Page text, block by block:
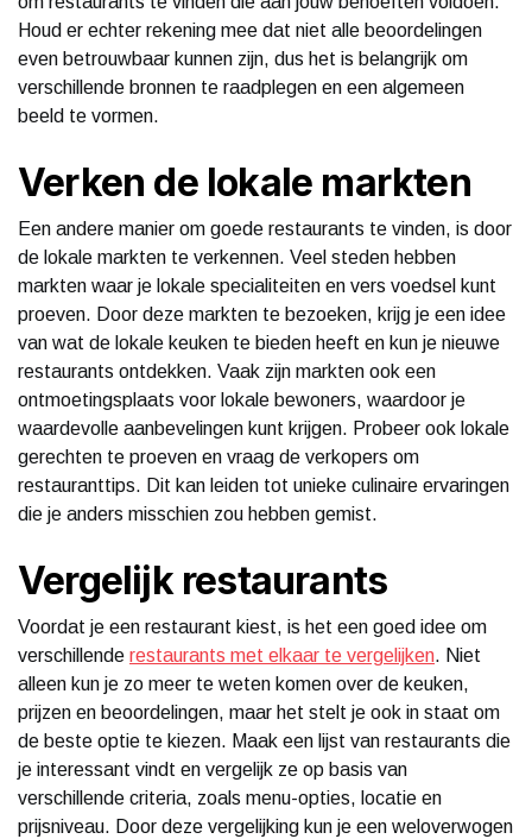
Houd er echter rekening mee dat niet alle beoordelingen
even betrouwbaar kunnen zijn, dus het is belangrijk om
verschillende bronnen te raadplegen en een algemeen
beeld te vormen.
Verken de lokale markten
Een andere manier om goede restaurants te vinden, is door
de lokale markten te verkennen. Veel steden hebben
markten waar je lokale specialiteiten en vers voedsel kunt
proeven. Door deze markten te bezoeken, krijg je een idee
van wat de lokale keuken te bieden heeft en kun je nieuwe
restaurants ontdekken. Vaak zijn markten ook een
ontmoetingsplaats voor lokale bewoners, waardoor je
waardevolle aanbevelingen kunt krijgen. Probeer ook lokale
gerechten te proeven en vraag de verkopers om
restauranttips. Dit kan leiden tot unieke culinaire ervaringen
die je anders misschien zou hebben gemist.
Vergelijk restaurants
Voordat je een restaurant kiest, is het een goed idee om
verschillende restaurants met elkaar te vergelijken. Niet
alleen kun je zo meer te weten komen over de keuken,
prijzen en beoordelingen, maar het stelt je ook in staat om
de beste optie te kiezen. Maak een lijst van restaurants die
je interessant vindt en vergelijk ze op basis van
verschillende criteria, zoals menu-opties, locatie en
prijsniveau. Door deze vergelijking kun je een weloverwogen